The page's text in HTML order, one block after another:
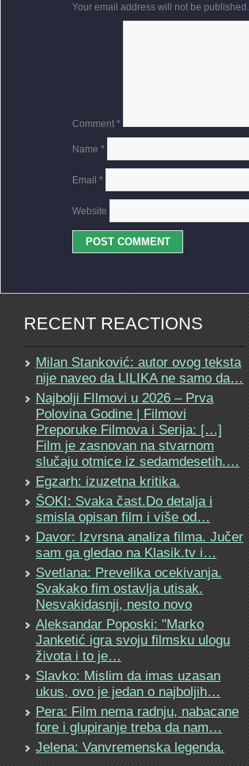
Your email address will not be published.
Comment *
Name *
Email *
Website
RECENT REACTIONS
Milan Stanković: autor ovog teksta
nije naveo da LILIKA ne samo da…
Najbolji FIlmovi u 2026 – Prva
Polovina Godine | Filmovi
Preporuke Filmova i Serija: […]
Film je zasnovan na stvarnom
slučaju otmice iz sedamdesetih.…
Egzarh: izuzetna kritika.
ŠOKI: Svaka čast.Do detalja i
smisla opisan film i više od…
Davor: Izvrsna analiza filma. Jučer
sam ga gledao na Klasik.tv i…
Svetlana: Prevelika ocekivanja.
Svakako fim ostavlja utisak.
Nesvakidasnji, nesto novo
Aleksandar Poposki: "Marko
Janketić igra svoju filmsku ulogu
života i to je…
Slavko: Mislim da imas uzasan
ukus, ovo je jedan o najboljih…
Pera: Film nema radnju, nabacane
fore i glupiranje treba da nam…
Jelena: Vanvremenska legenda.